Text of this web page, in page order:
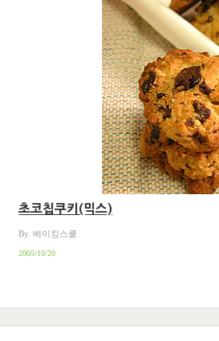
초코칩쿠키(믹스)
By. 베이킹스쿨
2005/10/20